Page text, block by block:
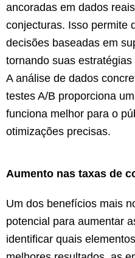
ancoradas em dados
conjecturas. Isso permite
decisões baseadas em
tornando suas
A análise de dados
testes A/B proporciona
funciona melhor para o
otimizações precisas.
Aumento nas taxas de
Um dos benefícios mais
potencial para aumentar
identificar quais